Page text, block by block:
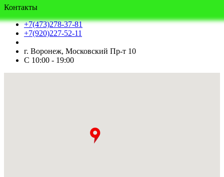
Контакты
+7(473)278-37-81
+7(920)227-52-11
г. Воронеж, Московский Пр-т 10
С 10:00 - 19:00